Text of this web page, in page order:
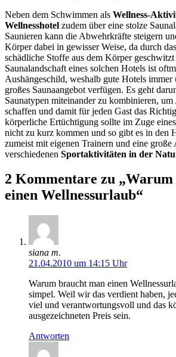
Neben dem Schwimmen als Wellness-
Wellnesshotel zudem über eine stolze
Saunieren kann die Abwehrkräfte steigern
Körper dabei in gewisser Weise, da durch
schädliche Stoffe aus dem Körper
Saunalandschaft eines solchen Hotels ist
Aushängeschild, weshalb gute Hotels immer
großes Saunaangebot verfügen. Es geht
Saunatypen miteinander zu kombinieren,
schaffen und damit für jeden Gast das
körperliche Ertüchtigung sollte im Zuge
nicht zu kurz kommen und so gibt es in den
zumeist mit eigenen Trainern und eine große
verschiedenen Sportaktivitäten in der
2 Kommentare zu
einen Wellnessurlaub“
siana m.
21.04.2010 um 14:15 Uhr
Warum braucht man einen
simpel. Weil wir das verdient haben,
viel und verantwortungsvoll und das
ausgezeichneten Preis sein.
Antworten